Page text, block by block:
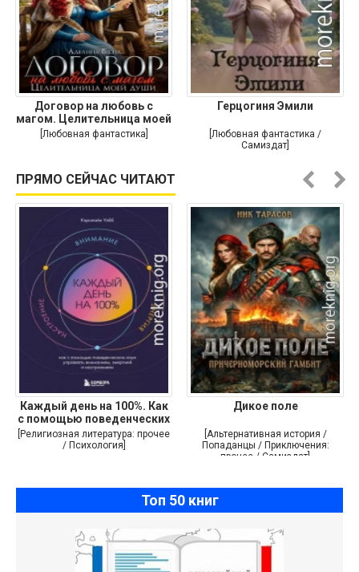
Договор на любовь с
магом. Целительница моей
души
[Любовная фантастика]
Герцогиня Эмили
[Любовная фантастика /
Самиздат]
ПРЯМО СЕЙЧАС ЧИТАЮТ
Каждый день на 100%. Как
с помощью поведенческих
[Религиозная литература: прочее
/ Психология]
Дикое поле
[Альтернативная история /
Попаданцы / Приключения:
прочее / Самиздат]
Топ 50 книг